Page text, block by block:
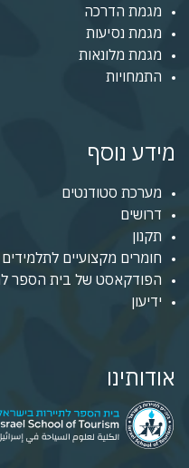
מגמת הדרכה
מגמת נסיעות
מגמת מלונאות
התמחויות
מידע נוסף
מערכת סטודנטים
דרושים
תקנון
חומרים מקצועיים לתלמידים
הפודקאסט של בית הספר
ידיעון
אודותינו